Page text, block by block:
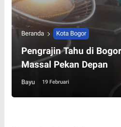
Beranda Kota Bogor
Pengrajin Tahu di
Massal Pekan Depan
Bayu 19 Februari